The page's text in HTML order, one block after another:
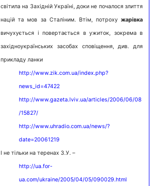
світила на Західній Україні, доки не почалося злиття
націй та мов за Сталіним. Втім, потрохужарівка
вичухується і повертається в ужиток, зокрема в
західноукраїнських засобах сповіщення, див. для
прикладу ланки
http://www.zik.com.ua/index.php?
news_id=47422
http://www.gazeta.lviv.ua/articles/2006/06/08
/15827/
http://www.uhradio.com.ua/news/?
date=20061219
І не тільки на теренах З.У. –
http://ua.for-
ua.com/ukraine/2005/04/05/090029.html